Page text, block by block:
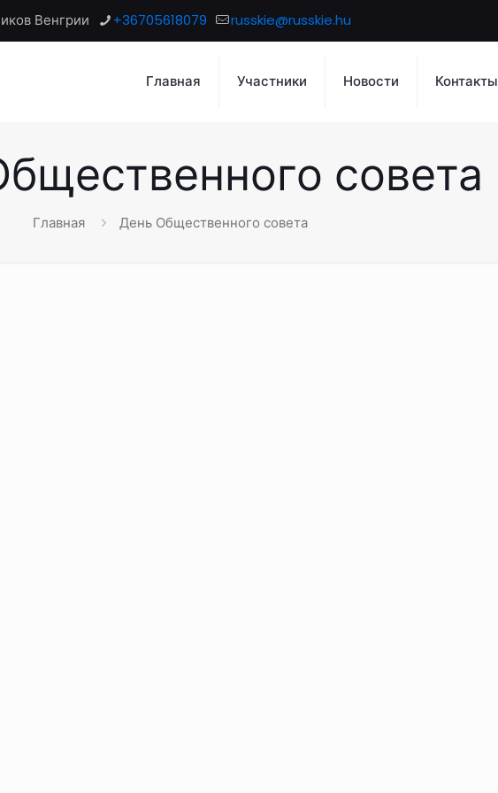
Венгрии +36705618079 russkie@russkie.hu
Главная Участники Новости Контакты
совета
Главная День Общественного совета